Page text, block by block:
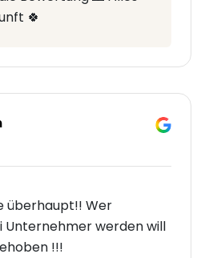
🍀
überhaupt!! Wer
Unternehmer werden will
!!!